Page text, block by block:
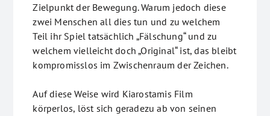
Zielpunkt der Bewegung. Warum jedoch diese
zwei Menschen all dies tun und zu welchem
Teil ihr Spiel tatsächlich „Fälschung“ und zu
welchem vielleicht doch „Original“ ist, das bleibt
kompromisslos im Zwischenraum der Zeichen.
Auf diese Weise wird Kiarostamis Film
körperlos, löst sich geradezu ab von seinen